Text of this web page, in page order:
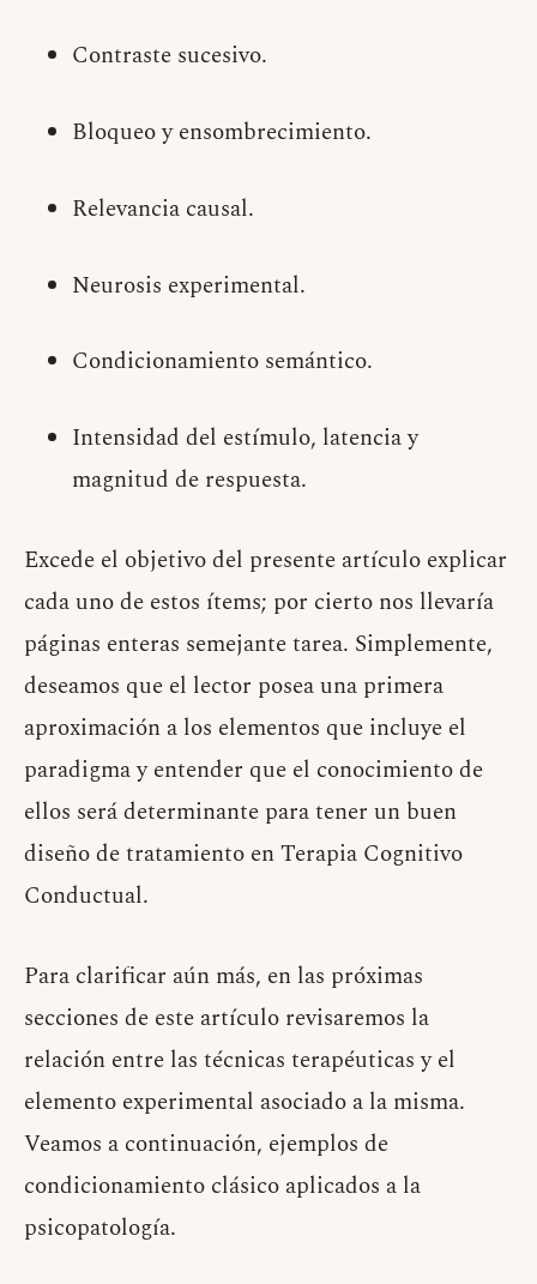
Contraste sucesivo.
Bloqueo y ensombrecimiento.
Relevancia causal.
Neurosis experimental.
Condicionamiento semántico.
Intensidad del estímulo, latencia y
magnitud de respuesta.
Excede el objetivo del presente artículo explicar
cada uno de estos ítems; por cierto nos llevaría
páginas enteras semejante tarea. Simplemente,
deseamos que el lector posea una primera
aproximación a los elementos que incluye el
paradigma y entender que el conocimiento de
ellos será determinante para tener un buen
diseño de tratamiento en Terapia Cognitivo
Conductual.
Para clarificar aún más, en las próximas
secciones de este artículo revisaremos la
relación entre las técnicas terapéuticas y el
elemento experimental asociado a la misma.
Veamos a continuación, ejemplos de
condicionamiento clásico aplicados a la
psicopatología.